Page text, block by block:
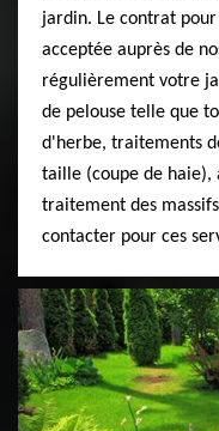
jardin. Le contrat
acceptée auprès de
régulièrement votre
de pelouse telle que
d'herbe, traitements
taille (coupe de
traitement des
contacter pour ces